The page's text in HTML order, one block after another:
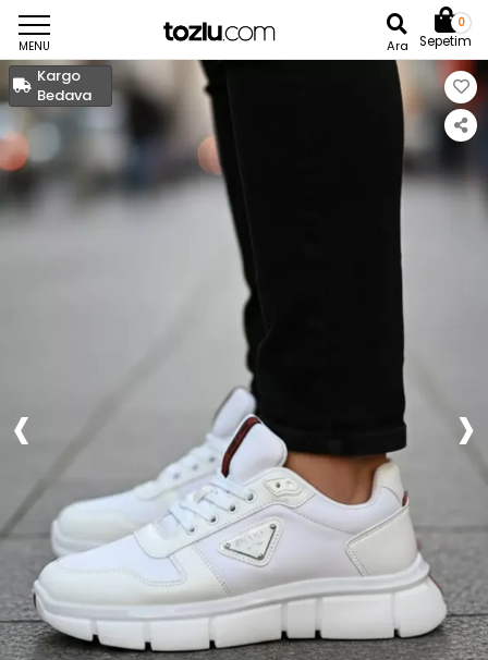
MENU Ara
0
Sepetim
Kargo
Bedava